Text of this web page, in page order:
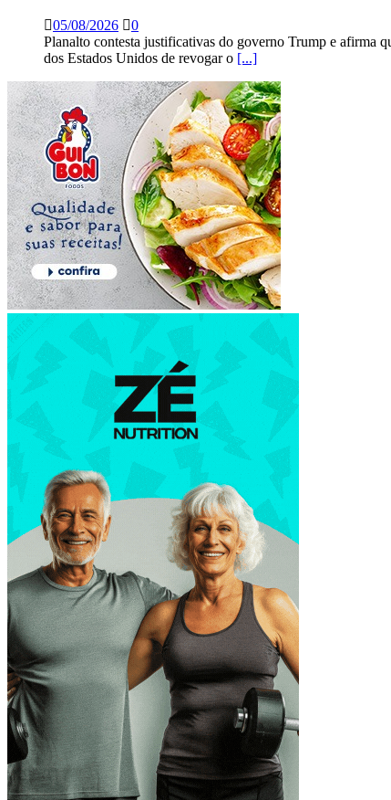
05/08/2026
0
Planalto contesta justificativas do governo Trump e afirma
dos Estados Unidos de revogar o [...]